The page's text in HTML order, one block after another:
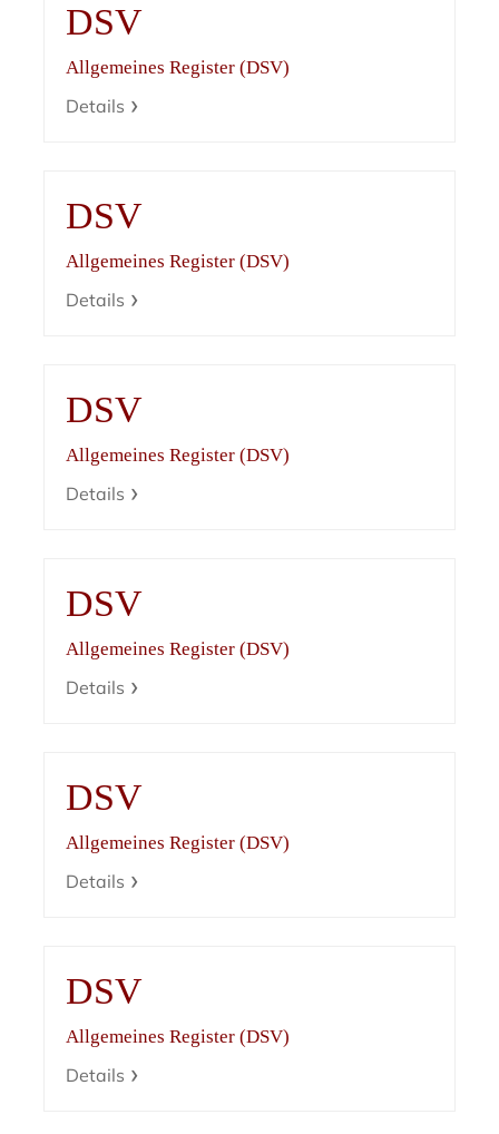
DSV
Allgemeines Register (DSV)
Details
DSV
Allgemeines Register (DSV)
Details
DSV
Allgemeines Register (DSV)
Details
DSV
Allgemeines Register (DSV)
Details
DSV
Allgemeines Register (DSV)
Details
DSV
Allgemeines Register (DSV)
Details